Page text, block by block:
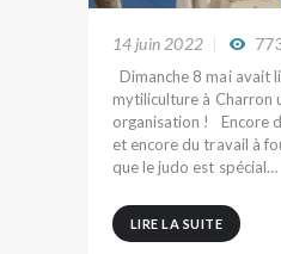
14 juin 2022
Dimanche 8 mai avait
mytiliculture à Charron
organisation ! Encore
et encore du travail à
que le judo est spécial…
LIRE LA SUITE